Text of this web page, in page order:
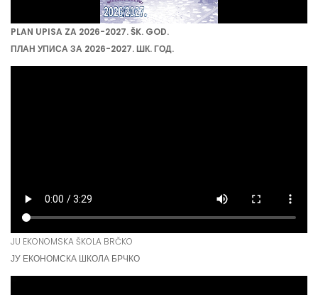
PLAN UPISA ZA 2026-2027. ŠK. GOD.
ПЛАН УПИСА ЗА 2026-2027. ШК. ГОД.
JU EKONOMSKA ŠKOLA BRČKO
ЈУ ЕКОНОМСКА ШКОЛА БРЧКО